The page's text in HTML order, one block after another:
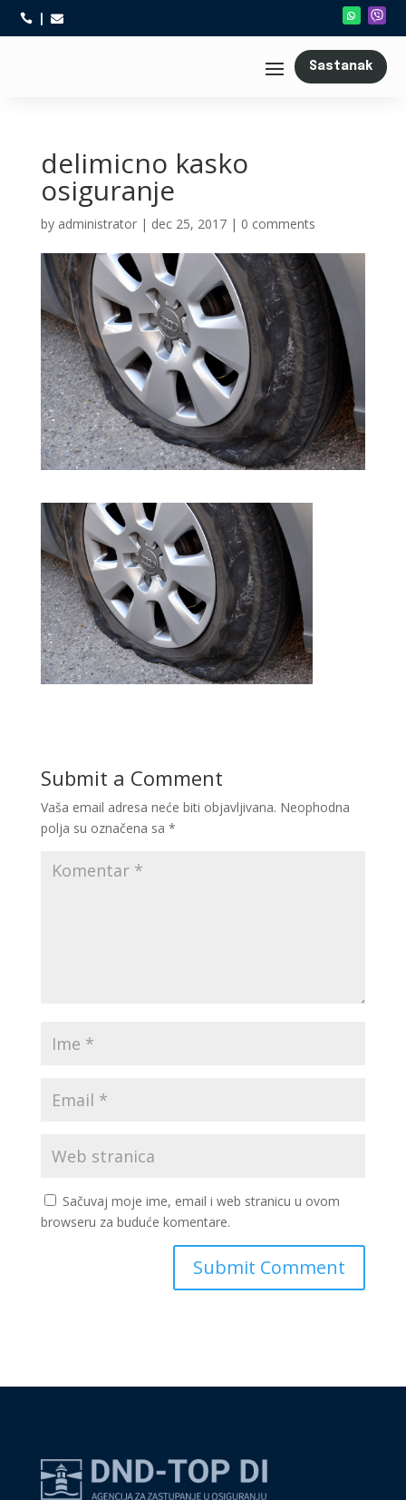
 
Sastanak
delimicno kasko
osiguranje
by administrator| dec 25, 2017| 0 comments
Submit a Comment
Vaša email adresa neće biti objavljivana. Neophodna
polja su označena sa *
Sačuvaj moje ime, email i web stranicu u ovom
browseru za buduće komentare.